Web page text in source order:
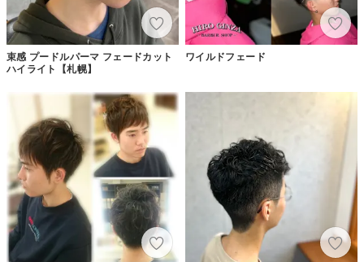
束感 プードルパーマ フェードカット
ハイライト【札幌】
ワイルドフェード